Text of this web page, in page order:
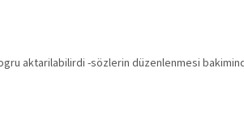
aktarilabilirdi -sözlerin düzenlenmesi